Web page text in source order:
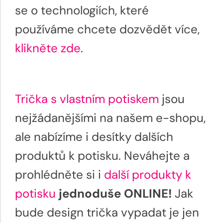
se o technologiích, které
používáme chcete dozvědět více,
klikněte zde.
Trička s vlastním potiskem jsou
nejžádanějšími na našem e-shopu,
ale nabízíme i desítky dalších
produktů k potisku. Neváhejte a
prohlédněte si i další produkty k
potisku jednoduše ONLINE! Jak
bude design trička vypadat je jen